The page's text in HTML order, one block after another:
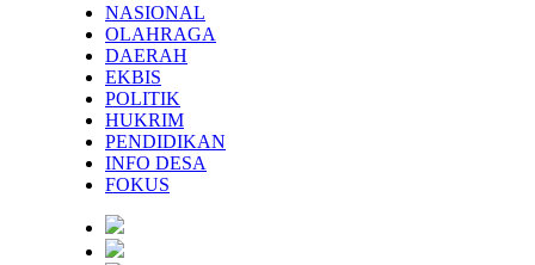
NASIONAL
OLAHRAGA
DAERAH
EKBIS
POLITIK
HUKRIM
PENDIDIKAN
INFO DESA
FOKUS